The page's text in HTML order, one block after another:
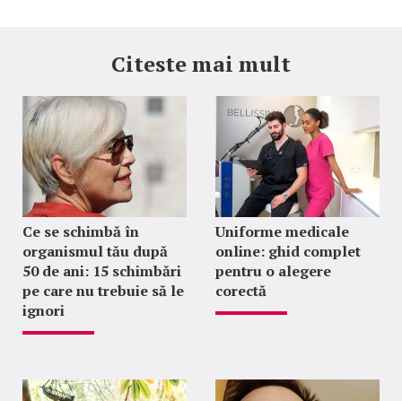
Citeste mai mult
Ce se schimbă în
organismul tău după
50 de ani: 15 schimbări
pe care nu trebuie să le
ignori
Uniforme medicale
online: ghid complet
pentru o alegere
corectă